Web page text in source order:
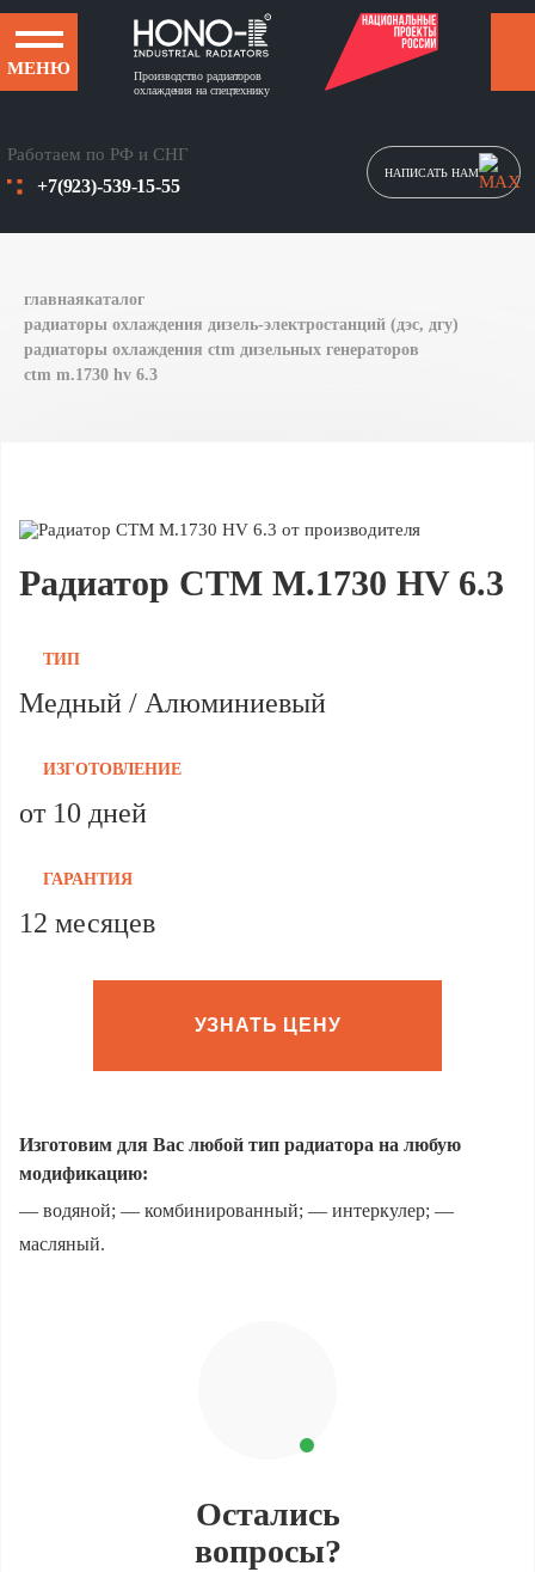
МЕНЮ
Производство радиаторов
охлаждения на спецтехнику
НАПИСАТЬ НАМ
Работаем по РФ и СНГ
+7(923)-539-15-55
главнаякаталог
радиаторы охлаждения дизель-электростанций (дэс, дгу)
радиаторы охлаждения ctm дизельных генераторов
ctm m.1730 hv 6.3
Радиатор CTM M.1730 HV 6.3
ТИП
Медный / Алюминиевый
ИЗГОТОВЛЕНИЕ
от 10 дней
ГАРАНТИЯ
12 месяцев
УЗНАТЬ ЦЕНУ
Изготовим для Вас любой тип радиатора на любую
модификацию:
— водяной; — комбинированный; — интеркулер; —
масляный.
Остались
вопросы?